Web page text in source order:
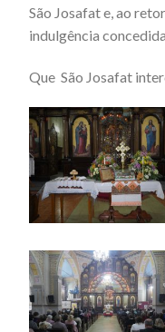
São Josafat e, ao
indulgência
Que São Josafat